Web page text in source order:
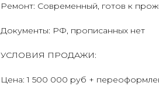
Ремонт: Современный, готов к
Документы: РФ, прописанных нет
УСЛОВИЯ ПРОДАЖИ:
Цена: 1 500 000 руб +